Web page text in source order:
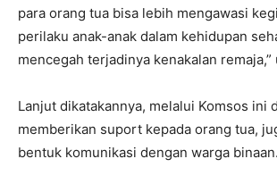
para orang tua bisa lebih mengawasi
perilaku anak-anak dalam kehidupan
mencegah terjadinya kenakalan
Lanjut dikatakannya, melalui Komsos ini
memberikan suport kepada orang tua,
bentuk komunikasi dengan warga binaan.